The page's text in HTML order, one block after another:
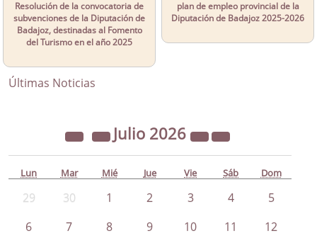
Resolución de la convocatoria de
subvenciones de la Diputación de
Badajoz, destinadas al Fomento
del Turismo en el año 2025
plan de empleo provincial de la
Diputación de Badajoz 2025-2026
Últimas Noticias
Julio 2026
Lun Mar Mié Jue Vie Sáb Dom
29 30 1 2 3 4
5
6
7 8 9 10 11 12